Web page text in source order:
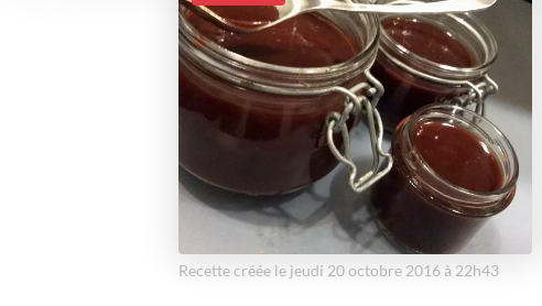
Recette créée le jeudi 20 octobre 2016 à 22h43